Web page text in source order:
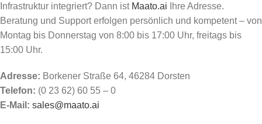
Infrastruktur integriert? Dann ist Maato.ai Ihre Adresse.
Beratung und Support erfolgen persönlich und kompetent – von
Montag bis Donnerstag von 8:00 bis 17:00 Uhr, freitags bis
15:00 Uhr.
Adresse: Borkener Straße 64, 46284 Dorsten
Telefon: (0 23 62) 60 55 – 0
E-Mail: sales@maato.ai